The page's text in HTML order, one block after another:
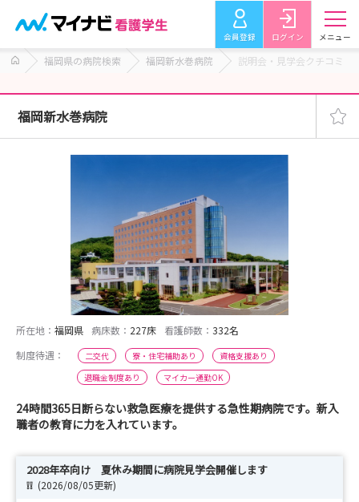
会員登録 ログイン メニュー
福岡県の病院検索 福岡新水巻病院 説明会・見学会クチコミ
福岡新水巻病院
所在地： 福岡県 病床数： 227床 看護師数： 332名
制度待遇：
二交代 寮・住宅補助あり
資格支援あり
退職金制度あり
マイカー通勤OK
24時間365日断らない救急医療を提供する急性期病院です。新入
職者の教育に力を入れています。
2028年卒向け 夏休み期間に病院見学会開催します
❕❕ (2026/08/05更新)